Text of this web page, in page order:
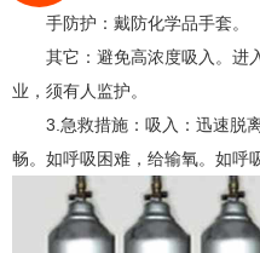
手防护：戴防化学品手套。
其它：避免高浓度吸入。进
业，须有人监护。
3.急救措施： 吸入：迅速脱
畅。如呼吸困难，给输氧。如呼